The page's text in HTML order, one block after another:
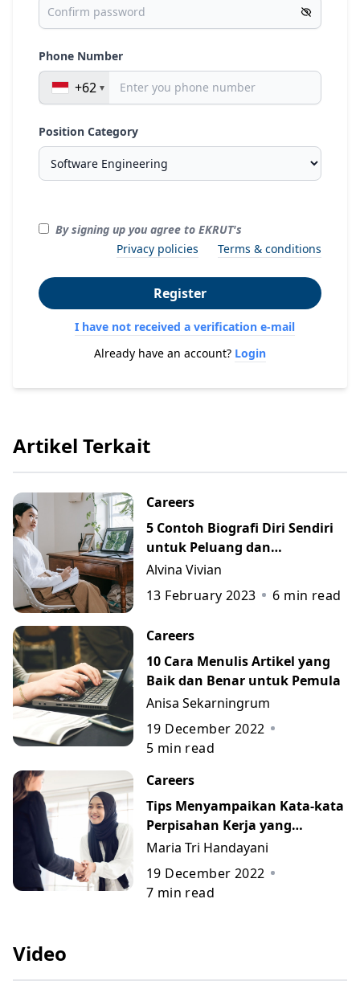
Phone Number
+62
Position Category
By signing up you agree to EKRUT's
Privacy policies
Terms & conditions
Register
I have not received a verification e-mail
Already have an account? Login
Artikel Terkait
Careers
5 Contoh Biografi Diri Sendiri
untuk Peluang dan
Perkembangan Karier
Alvina Vivian
13 February 2023
6 min read
Careers
10 Cara Menulis Artikel yang
Baik dan Benar untuk Pemula
Anisa Sekarningrum
19 December 2022
5 min read
Careers
Tips Menyampaikan Kata-kata
Perpisahan Kerja yang
Berkesan beserta Contohnya
Maria Tri Handayani
19 December 2022
7 min read
Video